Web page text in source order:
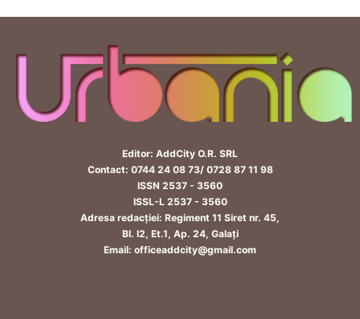
Editor: AddCity O.R. SRL
Contact: 0744 24 08 73/ 0728 87 11 98
ISSN 2537 - 3560
ISSL-L 2537 - 3560
Adresa redacției: Regiment 11 Siret nr. 45,
Bl. I2, Et.1, Ap. 24, Galați
Email: officeaddcity@gmail.com